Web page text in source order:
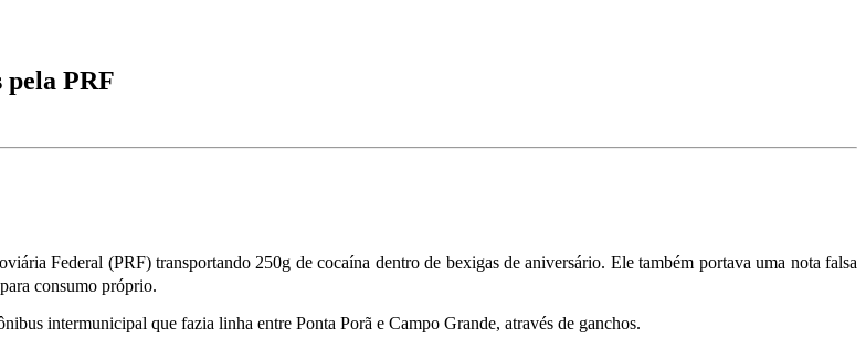
pela PRF
Federal (PRF) transportando 250g de cocaína dentro de bexigas de aniversário. Ele também portava uma nota falsa
consumo próprio.
intermunicipal que fazia linha entre Ponta Porã e Campo Grande, através de ganchos.